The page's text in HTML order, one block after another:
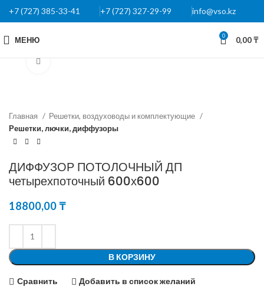
+7 (727) 385-33-41 +7 (727) 327-29-99 info@vso.kz
МЕНЮ 0 0,00₸
Главная
Решетки, воздуховоды и комплектующие
Решетки, лючки, диффузоры
ДИФФУЗОР ПОТОЛОЧНЫЙ ДП
четырехпоточный 600х600
18800,00₸
В КОРЗИНУ
Сравнить Добавить в список желаний